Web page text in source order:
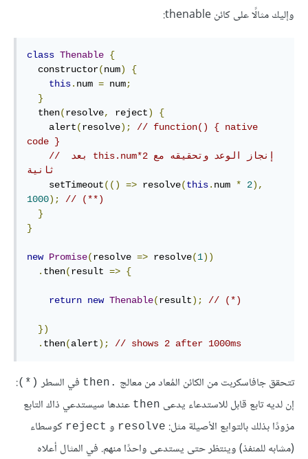
وإليك مثالًا على كائن thenable:
class Thenable {
  constructor
(num)
{
this. num = num;
}
  then
(resolve, reject)
{
    alert
(resolve);
// function() { native
code }
// ‫إنجاز الوعد وتحقيقه مع this.num*2 بعد
ثانية
    setTimeout
(() => resolve(this. num * 2),
1000);
// (**)
}
}
new Promise(resolve => resolve(1))
. then(result => {
return new Thenable(result); // (*)
})
. then(alert); // shows 2 after 1000ms
تتحقق جافاسكربت من الكائن المُعاد من معالج .then في السطر (*)
:
إن لديه تابع قابل للاستدعاء يدعى then عندها سيستدعي ذاك التابع
مزودًا بذلك بالتوابع الأصيلة مثل: resolve و reject كوسطاء
(مشابه للمنفذ) وينتظر حتى يستدعى واحدًا منهم. في المثال أعلاه